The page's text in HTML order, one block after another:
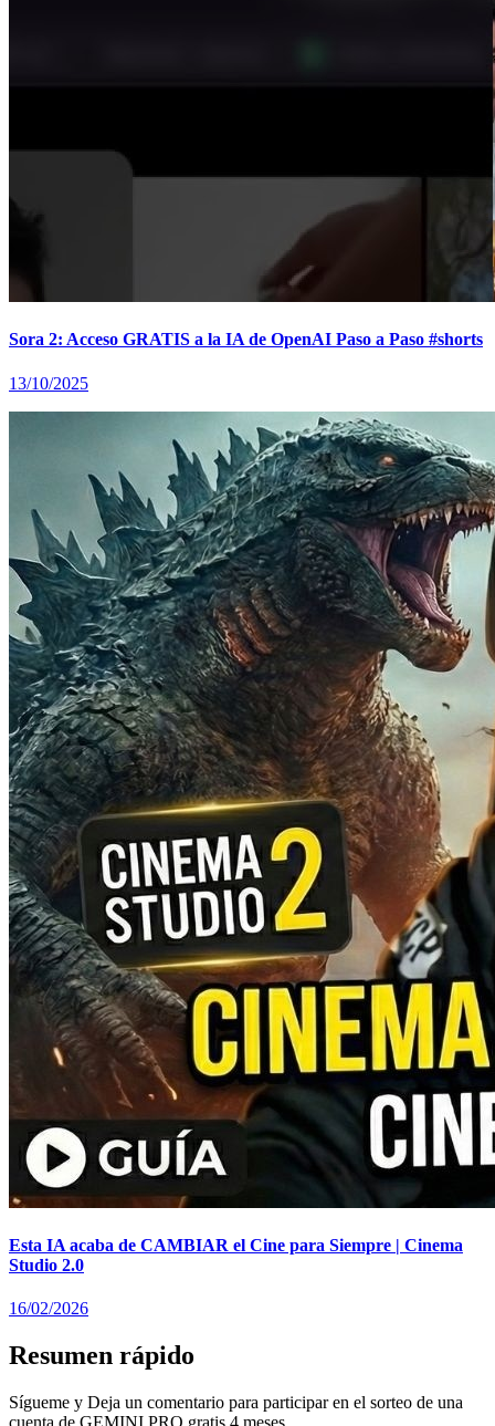
Sora 2: Acceso GRATIS a la IA de OpenAI Paso a Paso #shorts
13/10/2025
Esta IA acaba de CAMBIAR el Cine para Siempre | Cinema
Studio 2.0
16/02/2026
Resumen rápido
Sígueme y Deja un comentario para participar en el sorteo de una
cuenta de GEMINI PRO gratis 4 meses